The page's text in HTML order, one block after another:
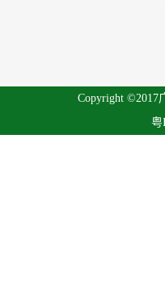
Copyright ©2017
粤